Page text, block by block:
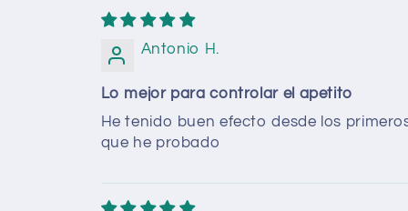
Antonio H.
Lo mejor para controlar el apetito
He tenido buen efecto desde los
que he probado